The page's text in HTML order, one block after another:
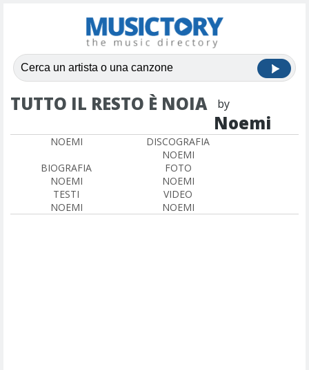
TUTTO IL RESTO È NOIA by
Noemi
NOEMI
DISCOGRAFIA
NOEMI
BIOGRAFIA
NOEMI
FOTO
NOEMI
TESTI
NOEMI
VIDEO
NOEMI